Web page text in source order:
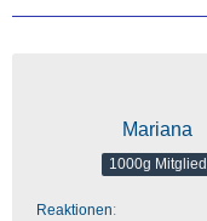
Mariana
1000g Mitglied
Reaktionen